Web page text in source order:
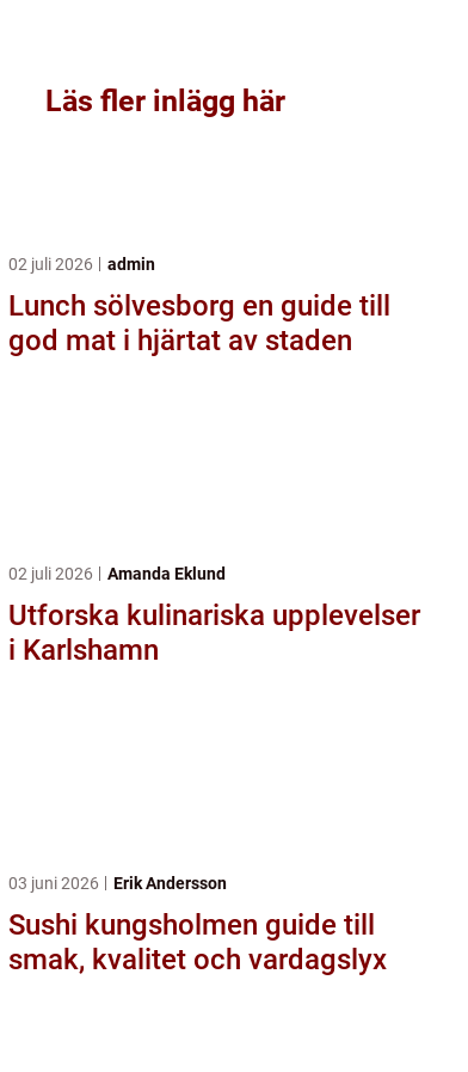
Läs fler inlägg här
02 juli 2026 admin
Lunch sölvesborg en guide till
god mat i hjärtat av staden
02 juli 2026 Amanda Eklund
Utforska kulinariska upplevelser
i Karlshamn
03 juni 2026 Erik Andersson
Sushi kungsholmen guide till
smak, kvalitet och vardagslyx